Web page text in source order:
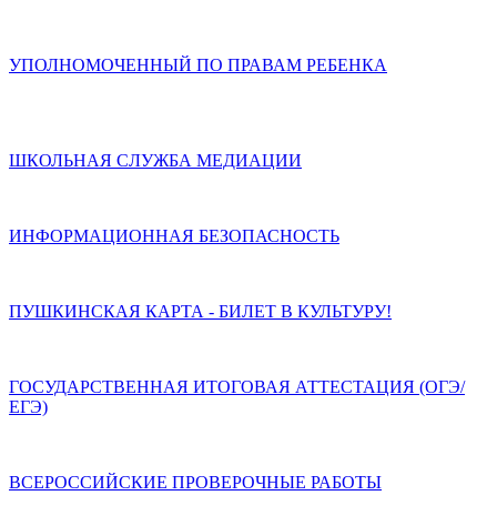
УПОЛНОМОЧЕННЫЙ ПО ПРАВАМ РЕБЕНКА
ШКОЛЬНАЯ СЛУЖБА МЕДИАЦИИ
ИНФОРМАЦИОННАЯ БЕЗОПАСНОСТЬ
ПУШКИНСКАЯ КАРТА - БИЛЕТ В КУЛЬТУРУ!
ГОСУДАРСТВЕННАЯ ИТОГОВАЯ АТТЕСТАЦИЯ (ОГЭ/
ЕГЭ)
ВСЕРОССИЙСКИЕ ПРОВЕРОЧНЫЕ РАБОТЫ